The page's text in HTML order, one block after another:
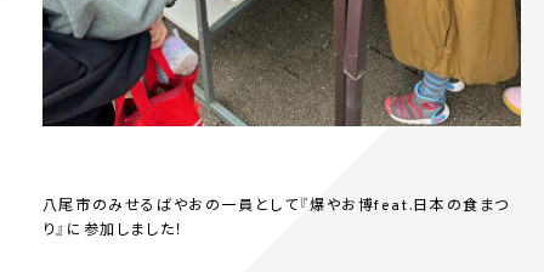
八尾市のみせるばやおの一員として『爆やお博feat.日本の食まつ
り』に参加しました！